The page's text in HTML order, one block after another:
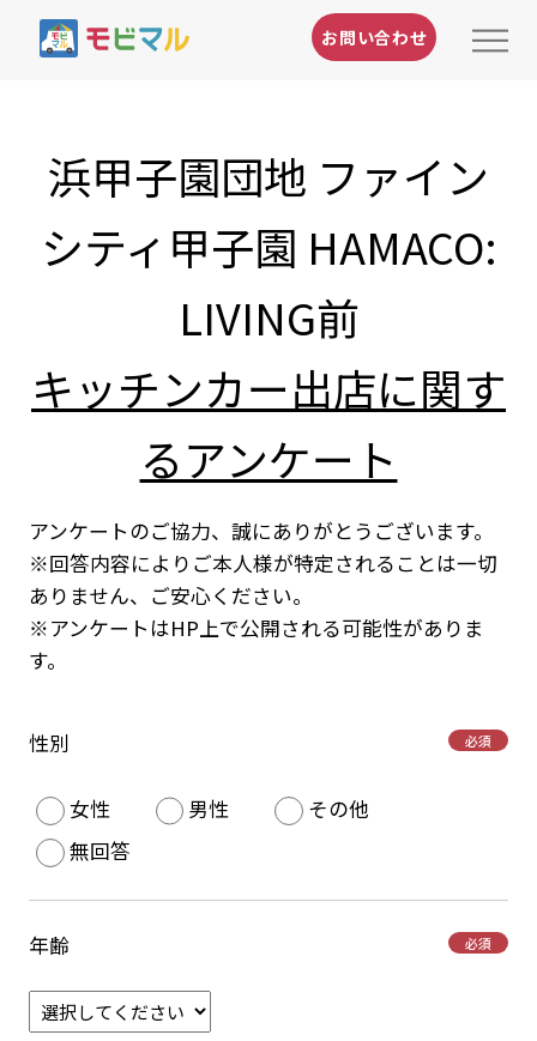
お問い合わせ
浜甲子園団地 ファイン
シティ甲子園 HAMACO:
LIVING前
キッチンカー出店に関す
るアンケート
アンケートのご協力、誠にありがとうございます。
※回答内容によりご本人様が特定されることは一切
ありません、ご安心ください。
※アンケートはHP上で公開される可能性がありま
す。
性別 必須
女性 男性
その他
無回答
年齢 必須